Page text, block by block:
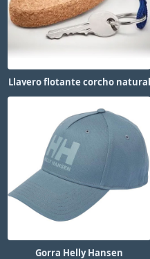
Llavero flotante corcho natural
Gorra Helly Hansen